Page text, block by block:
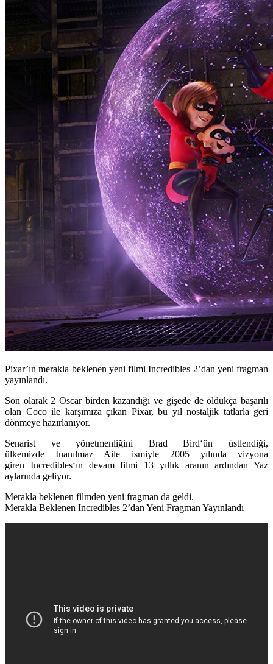
Pixar’ın merakla beklenen yeni filmi Incredibles 2’dan yeni fragman
yayınlandı.
Son olarak 2 Oscar birden kazandığı ve gişede de oldukça başarılı
olan Coco ile karşımıza çıkan Pixar, bu yıl nostaljik tatlarla geri
dönmeye hazırlanıyor.
Senarist ve yönetmenliğini Brad Bird‘ün üstlendiği,
ülkemizdeİnanılmaz Aile ismiyle 2005 yılında vizyona
giren Incredibles‘ın devam filmi 13 yıllık aranın ardından Yaz
aylarında geliyor.
Merakla beklenen filmden yeni fragman da geldi.
Merakla Beklenen Incredibles 2’dan Yeni Fragman Yayınlandı